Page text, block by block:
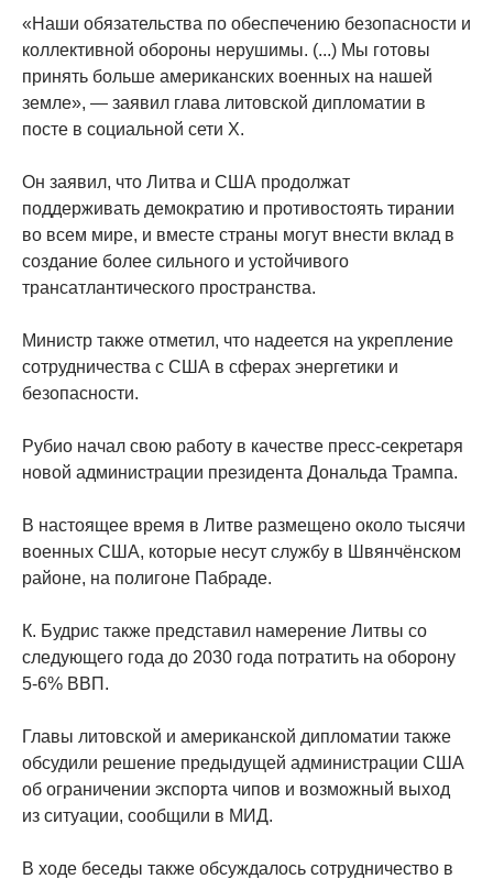
«Наши обязательства по обеспечению безопасности и
коллективной обороны нерушимы. (...) Мы готовы
принять больше американских военных на нашей
земле», — заявил глава литовской дипломатии в
посте в социальной сети X.
Он заявил, что Литва и США продолжат
поддерживать демократию и противостоять тирании
во всем мире, и вместе страны могут внести вклад в
создание более сильного и устойчивого
трансатлантического пространства.
Министр также отметил, что надеется на укрепление
сотрудничества с США в сферах энергетики и
безопасности.
Рубио начал свою работу в качестве пресс-секретаря
новой администрации президента Дональда Трампа.
В настоящее время в Литве размещено около тысячи
военных США, которые несут службу в Швянчёнском
районе, на полигоне Пабраде.
К. Будрис также представил намерение Литвы со
следующего года до 2030 года потратить на оборону
5-6% ВВП.
Главы литовской и американской дипломатии также
обсудили решение предыдущей администрации США
об ограничении экспорта чипов и возможный выход
из ситуации, сообщили в МИД.
В ходе беседы также обсуждалось сотрудничество в